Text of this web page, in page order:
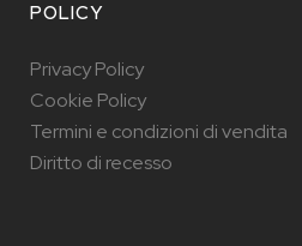
POLICY
Privacy Policy
Cookie Policy
Termini e condizioni di vendita
Diritto di recesso